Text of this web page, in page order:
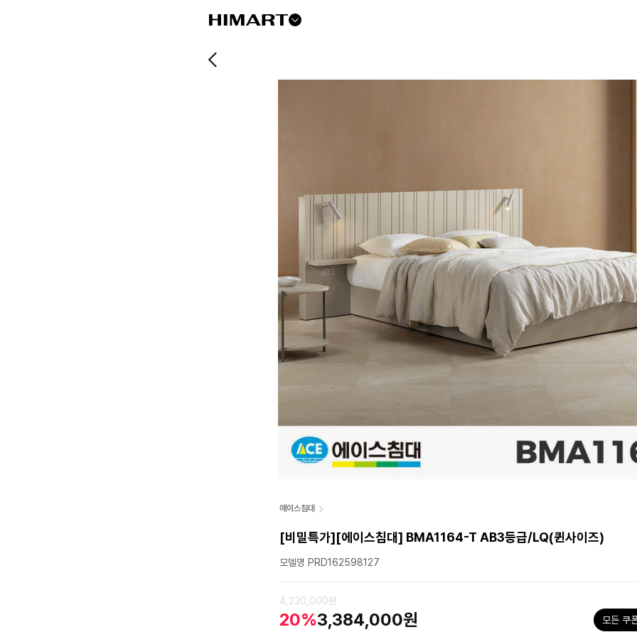
에이스침대
[비밀특가][에이스침대] BMA1164-T AB3등급/LQ(퀸사이즈)
모델명 PRD162598127
4,230,000원
20%3,384,000원 모든 쿠